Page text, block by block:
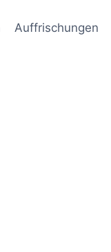
Auffrischungen